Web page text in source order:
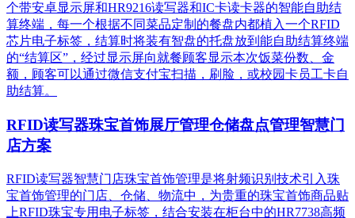
个带安卓显示屏和HR9216读写器和IC卡读卡器的智能自助结
算终端，每一个根据不同菜品定制的餐盘内都植入一个RFID
芯片电子标签，结算时将装有智盘的托盘放到能自助结算终端
的“结算区”，经过显示屏向就餐顾客显示本次饭菜份数、金
额，顾客可以通过微信支付宝扫描，刷脸，或校园卡员工卡自
助结算。
RFID读写器珠宝首饰展厅管理仓储盘点管理智慧门
店方案
RFID读写器智慧门店珠宝首饰管理是将射频识别技术引入珠
宝首饰管理的门店、仓储、物流中，为贵重的珠宝首饰商品贴
上RFID珠宝专用电子标签，结合安装在柜台中的HR7738高频